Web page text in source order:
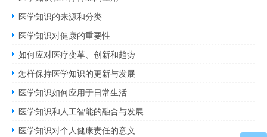
医学知识的来源和分类
医学知识对健康的重要性
如何应对医疗变革、创新和趋势
怎样保持医学知识的更新与发展
医学知识如何应用于日常生活
医学知识和人工智能的融合与发展
医学知识对个人健康责任的意义